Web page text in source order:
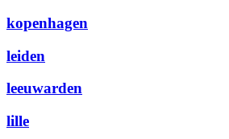
kopenhagen
leiden
leeuwarden
lille